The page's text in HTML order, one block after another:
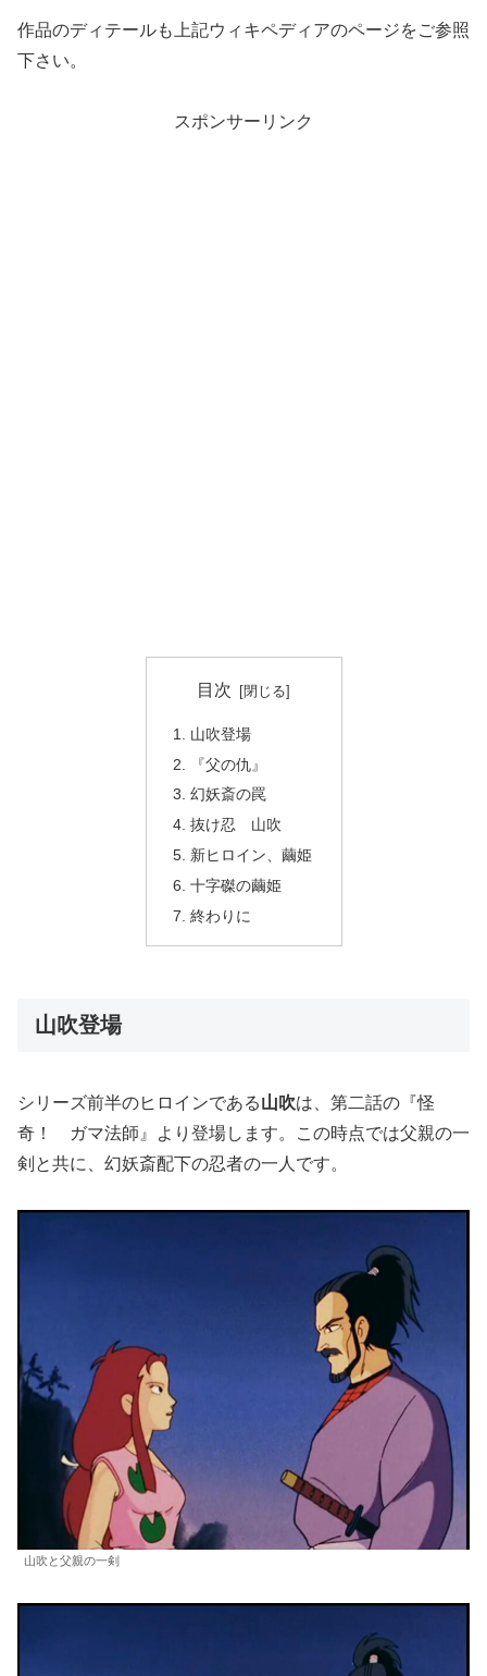
作品のディテールも上記ウィキペディアのページをご参照
下さい。
スポンサーリンク
目次
山吹登場
『父の仇』
幻妖斎の罠
抜け忍 山吹
新ヒロイン、繭姫
十字磔の繭姫
終わりに
山吹登場
シリーズ前半のヒロインである山吹は、第二話の『怪
奇！ ガマ法師』より登場します。この時点では父親の一
剣と共に、幻妖斎配下の忍者の一人です。
山吹と父親の一剣